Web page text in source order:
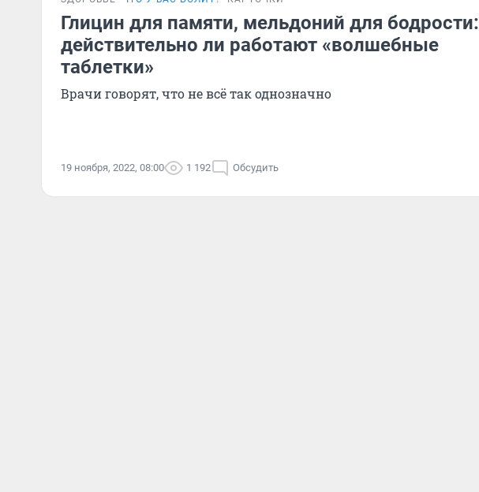
Глицин для памяти, мельдоний для бодрости:
действительно ли работают «волшебные
таблетки»
Врачи говорят, что не всё так однозначно
19 ноября, 2022, 08:00 1 192 Обсудить